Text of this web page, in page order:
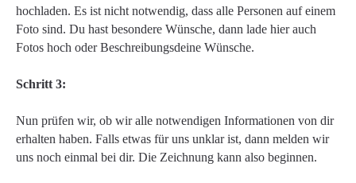
hochladen. Es ist nicht notwendig, dass alle Personen auf einem
Foto sind. Du hast besondere Wünsche, dann lade hier auch
Fotos hoch oder Beschreibungsdeine Wünsche.
Schritt 3:
Nun prüfen wir, ob wir alle notwendigen Informationen von dir
erhalten haben. Falls etwas für uns unklar ist, dann melden wir
uns noch einmal bei dir. Die Zeichnung kann also beginnen.